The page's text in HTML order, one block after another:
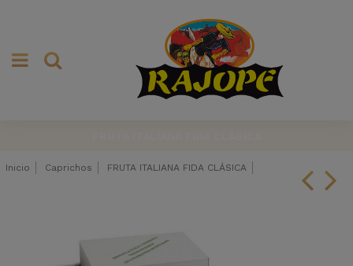
Inicio Caprichos FRUTA ITALIANA FIDA CLÁSICA